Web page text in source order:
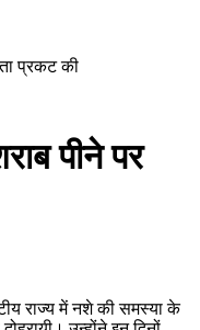
प्रकट की
पीने पर
राज्य में नशे की समस्या के